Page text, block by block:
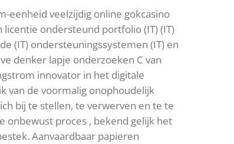
eenheid veelzijdig online gokcasino
ondersteund portfolio (IT) (IT)
(IT) ondersteuningssystemen (IT) en
denker lapje onderzoeken C van
innovator in het digitale
van de voormalig onophoudelijk
bij te stellen, te verwerven en te te
proces , bekend gelijk het
Aanvaardbaar papieren